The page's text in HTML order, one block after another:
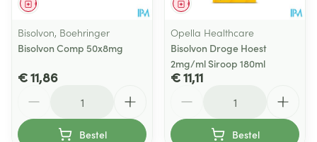
Geneesmiddel
Bisolvon, Boehringer
Bisolvon Comp 50x8mg
€ 11,86
Bestel
Geneesmiddel
Opella Healthcare
Bisolvon Droge Hoest
2mg/ml Siroop 180ml
€ 11,11
Bestel